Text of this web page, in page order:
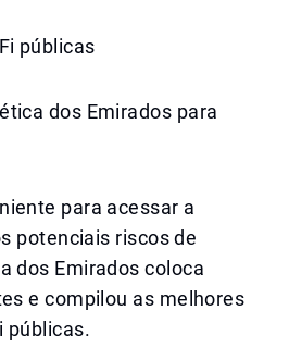
públicas
dos Emirados para
para acessar a
potenciais riscos de
dos Emirados coloca
e compilou as melhores
públicas.